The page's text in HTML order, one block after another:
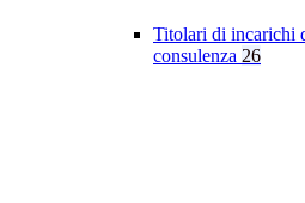
Titolari di incarichi
consulenza 26